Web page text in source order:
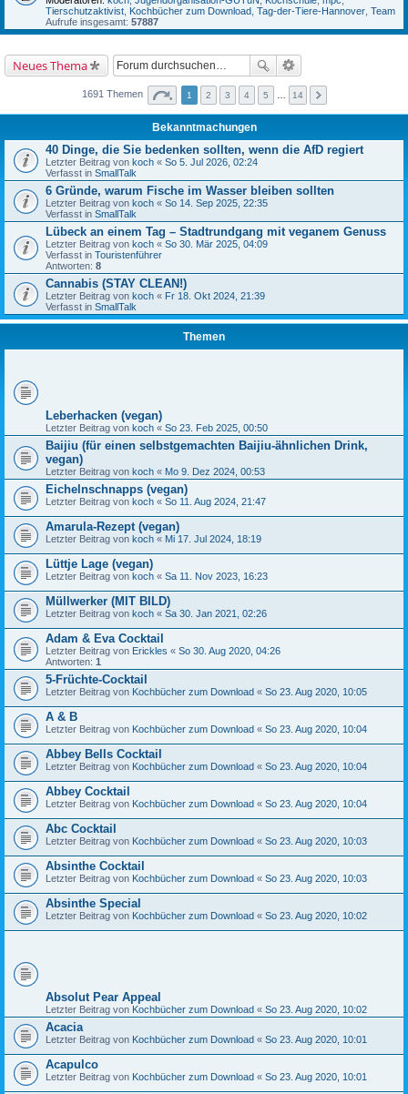
Tierschutzaktivist, Kochbücher zum Download, Tag-der-Tiere-Hannover, Team
Aufrufe insgesamt: 57887
Neues Thema
1691 Themen 1 2 3 4 5 … 14
Bekanntmachungen
40 Dinge, die Sie bedenken sollten, wenn die AfD regiert
Letzter Beitrag von koch « So 5. Jul 2026, 02:24
Verfasst in SmallTalk
6 Gründe, warum Fische im Wasser bleiben sollten
Letzter Beitrag von koch « So 14. Sep 2025, 22:35
Verfasst in SmallTalk
Lübeck an einem Tag – Stadtrundgang mit veganem Genuss
Letzter Beitrag von koch « So 30. Mär 2025, 04:09
Verfasst in Touristenführer
Antworten: 8
Cannabis (STAY CLEAN!)
Letzter Beitrag von koch « Fr 18. Okt 2024, 21:39
Verfasst in SmallTalk
Themen
Leberhacken (vegan)
Letzter Beitrag von koch « So 23. Feb 2025, 00:50
Baijiu (für einen selbstgemachten Baijiu-ähnlichen Drink,
vegan)
Letzter Beitrag von koch « Mo 9. Dez 2024, 00:53
Eichelnschnapps (vegan)
Letzter Beitrag von koch « So 11. Aug 2024, 21:47
Amarula-Rezept (vegan)
Letzter Beitrag von koch « Mi 17. Jul 2024, 18:19
Lüttje Lage (vegan)
Letzter Beitrag von koch « Sa 11. Nov 2023, 16:23
Müllwerker (MIT BILD)
Letzter Beitrag von koch « Sa 30. Jan 2021, 02:26
Adam & Eva Cocktail
Letzter Beitrag von Erickles « So 30. Aug 2020, 04:26
Antworten: 1
5-Früchte-Cocktail
Letzter Beitrag von Kochbücher zum Download « So 23. Aug 2020, 10:05
A & B
Letzter Beitrag von Kochbücher zum Download « So 23. Aug 2020, 10:04
Abbey Bells Cocktail
Letzter Beitrag von Kochbücher zum Download « So 23. Aug 2020, 10:04
Abbey Cocktail
Letzter Beitrag von Kochbücher zum Download « So 23. Aug 2020, 10:04
Abc Cocktail
Letzter Beitrag von Kochbücher zum Download « So 23. Aug 2020, 10:03
Absinthe Cocktail
Letzter Beitrag von Kochbücher zum Download « So 23. Aug 2020, 10:03
Absinthe Special
Letzter Beitrag von Kochbücher zum Download « So 23. Aug 2020, 10:02
Absolut Pear Appeal
Letzter Beitrag von Kochbücher zum Download « So 23. Aug 2020, 10:02
Acacia
Letzter Beitrag von Kochbücher zum Download « So 23. Aug 2020, 10:01
Acapulco
Letzter Beitrag von Kochbücher zum Download « So 23. Aug 2020, 10:01